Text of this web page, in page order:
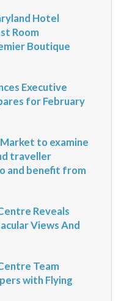
Hotel
Room
Boutique
Executive
for February
to examine
traveller
and benefit from
Reveals
Views And
Team
with Flying